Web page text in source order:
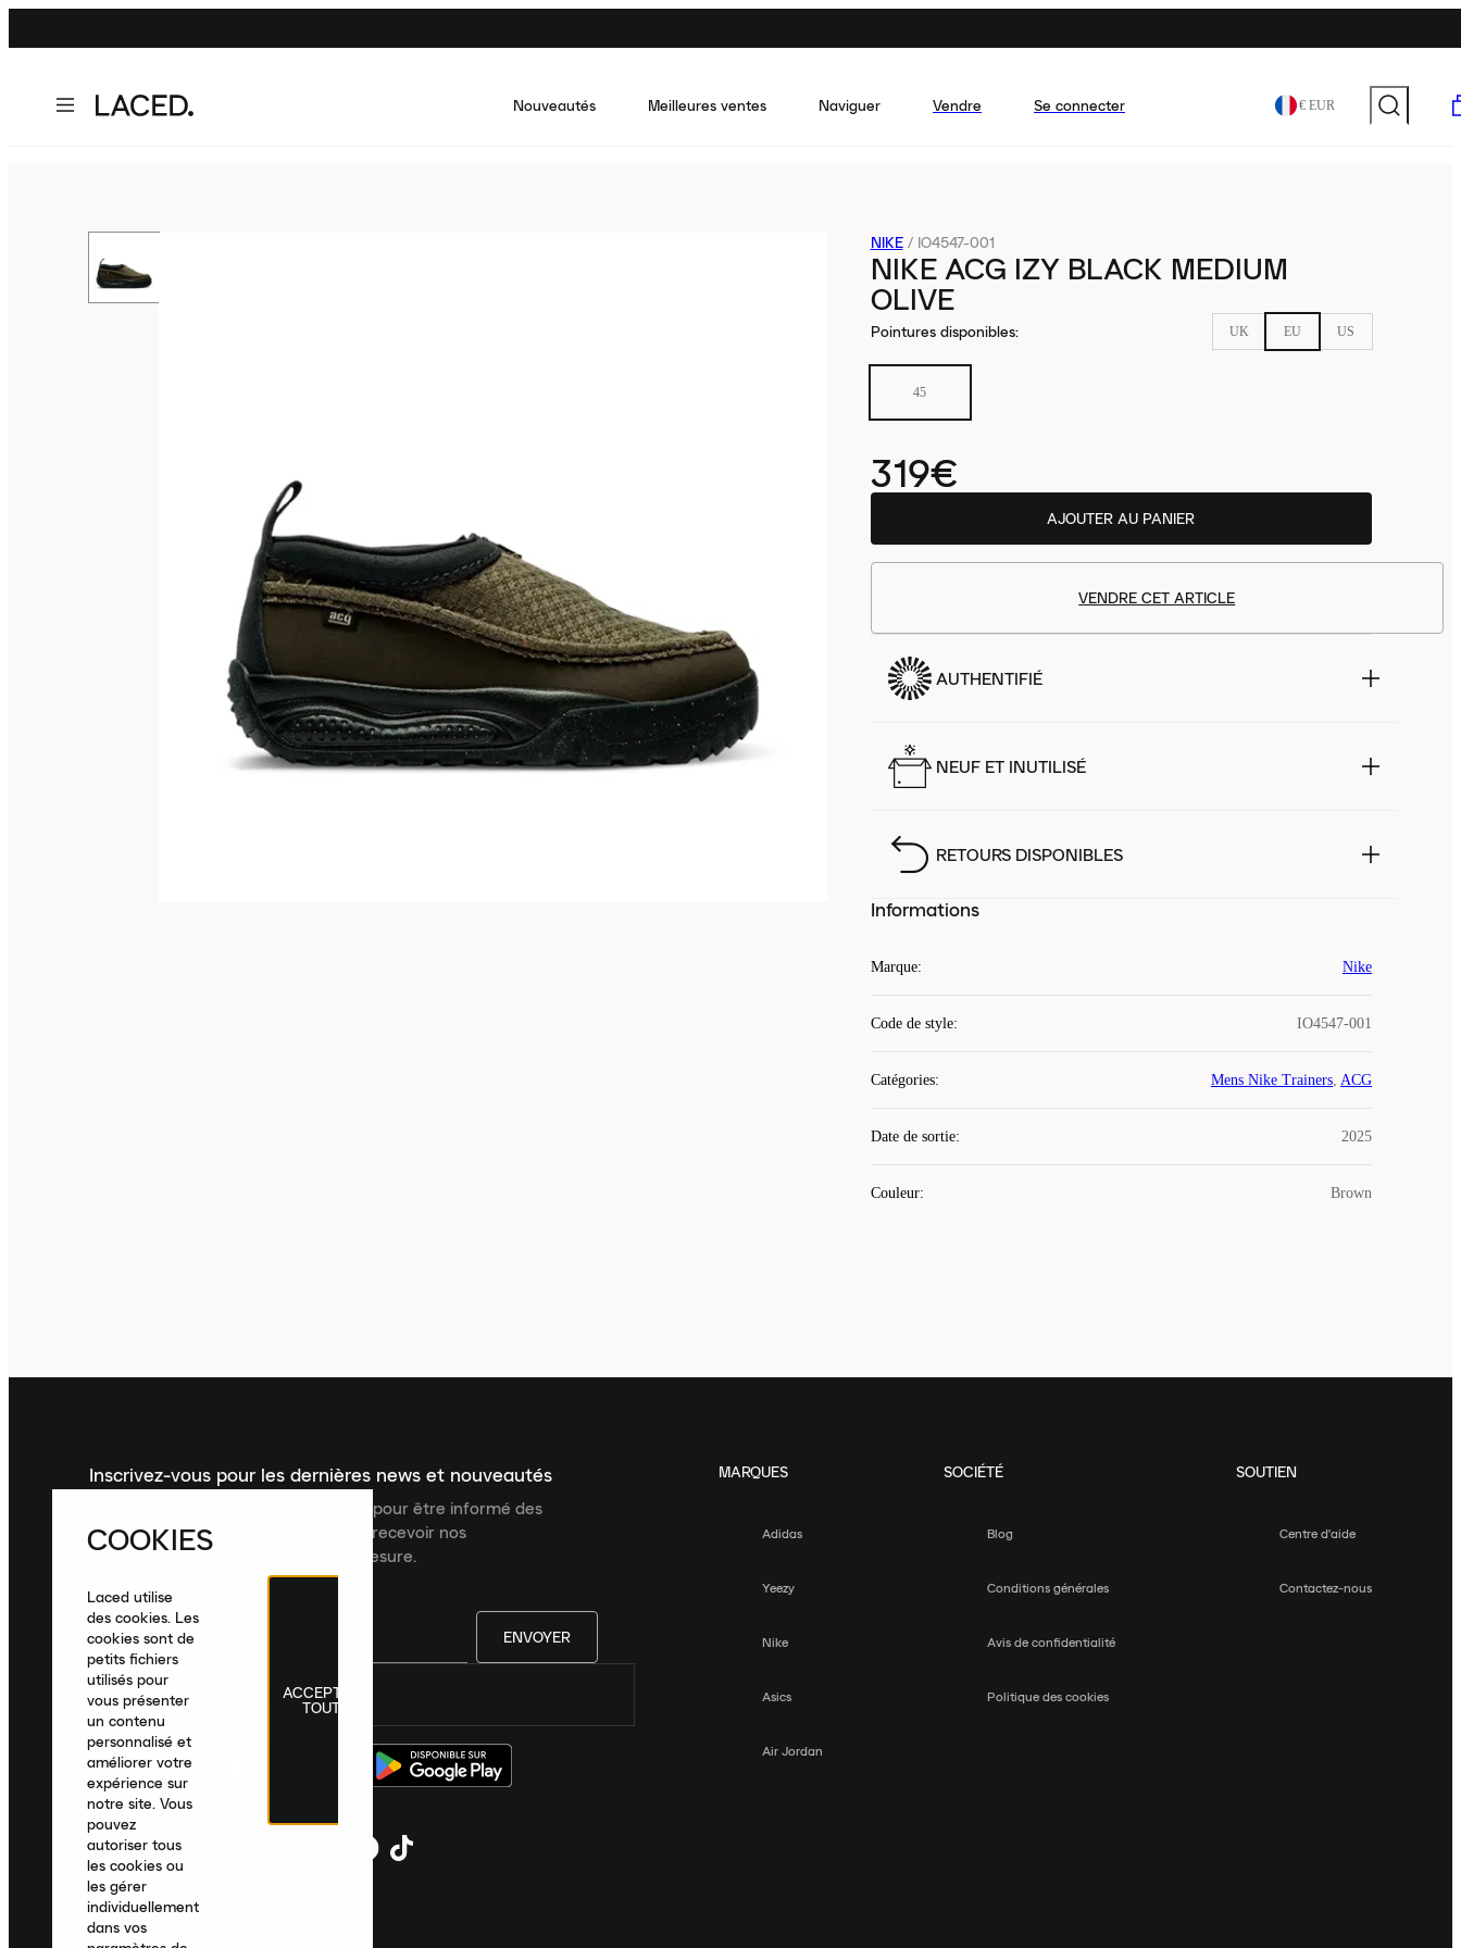
Nouveautés Meilleures ventes Naviguer Vendre Se connecter € EUR
NIKE / IO4547-001
NIKE ACG IZY BLACK MEDIUM
OLIVE
Pointures disponibles: UK EU US
45
319€
AJOUTER AU PANIER
VENDRE CET ARTICLE
AUTHENTIFIÉ
NEUF ET INUTILISÉ
RETOURS DISPONIBLES
Informations
Marque: Nike
Code de style: IO4547-001
Catégories: Mens Nike Trainers, ACG
Date de sortie: 2025
Couleur: Brown
Inscrivez-vous pour les dernières news et nouveautés
Inscrivez-vous à la newsletter Laced pour être informé des
dernières nouveautés, collections et recevoir nos
recommandations de produits sur mesure.
ENVOYER
France|Français
MARQUES
Adidas
Yeezy
Nike
Asics
Air Jordan
SOCIÉTÉ
Blog
Conditions générales
Avis de confidentialité
Politique des cookies
SOUTIEN
Centre d'aide
Contactez-nous
COOKIES
Laced utilise
des cookies. Les
cookies sont de
petits fichiers
utilisés pour
vous présenter
un contenu
personnalisé et
améliorer votre
expérience sur
notre site. Vous
pouvez
autoriser tous
les cookies ou
les gérer
individuellement
dans vos
ACCEPTER
TOUT